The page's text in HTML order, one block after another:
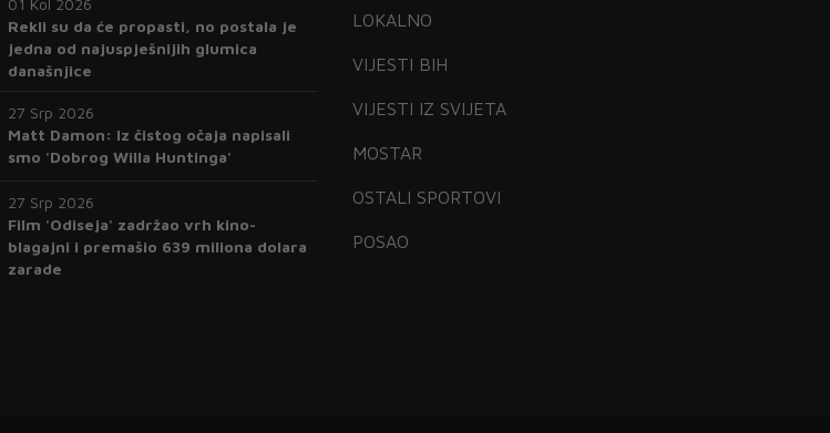
Rekli su da će propasti, no postala je
jedna od najuspješnijih glumica
današnjice
27 Srp 2026
Matt Damon: Iz čistog očaja napisali
smo 'Dobrog Willa Huntinga'
27 Srp 2026
Film 'Odiseja' zadržao vrh kino-
blagajni i premašio 639 miliona dolara
zarade
LOKALNO
VIJESTI BIH
VIJESTI IZ SVIJETA
MOSTAR
OSTALI SPORTOVI
POSAO